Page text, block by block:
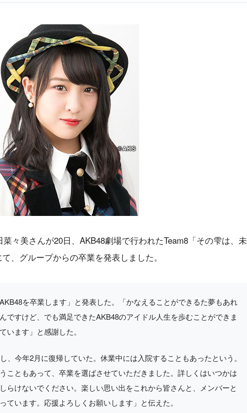
々美さんが20日、AKB48劇場で行われたTeam8「その雫は、未
、グループからの卒業を発表しました。
を卒業します」と発表した。「かなえることができるた夢もあれ
ですけど、でも満足できたAKB48のアイドル人生を歩むことができま
います」と感謝した。
、今年2月に復帰していた。休業中には入院することもあったという。
こともあって、卒業を選ばさせていただきました。詳しくはいつかは
らけないでください。楽しい思い出をこれから皆さんと、メンバーと
ています。応援よろしくお願いします」と伝えた。